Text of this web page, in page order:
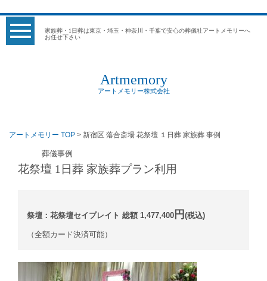
家族葬・1日葬は東京・埼玉・神奈川・千葉で安心の葬儀社アートメモリーへ
お任せ下さい
Artmemory
アートメモリー株式会社
アートメモリー TOP > 新宿区 落合斎場 花祭壇 １日葬 家族葬 事例
葬儀事例
花祭壇 1日葬 家族葬プラン利用
祭壇：花祭壇セイプレイト 総額 1,477,400 円 (税込)
（全額カード決済可能）